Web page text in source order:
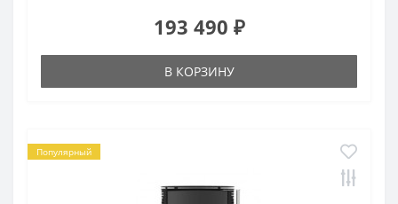
193 490 ₽
В КОРЗИНУ
Популярный